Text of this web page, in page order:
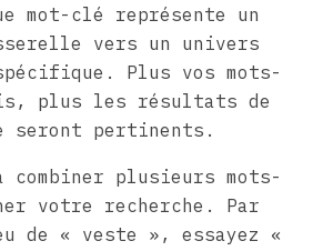
mot-clé représente un
vers un univers
Plus vos mots-
plus les résultats de
seront pertinents.
combiner plusieurs mots-
votre recherche. Par
de « veste », essayez «